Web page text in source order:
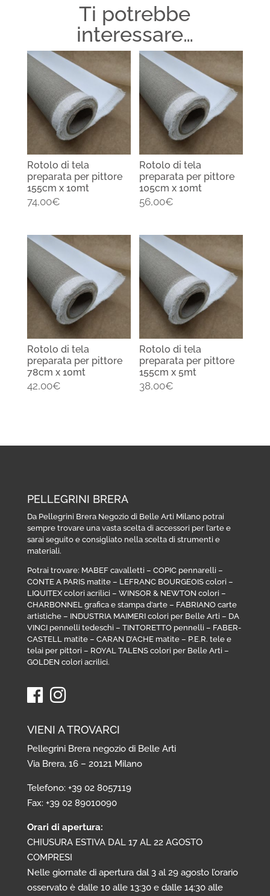
Ti potrebbe
interessare…
Rotolo di tela
preparata per pittore
155cm x 10mt
74,00€
Rotolo di tela
preparata per pittore
105cm x 10mt
56,00€
Rotolo di tela
preparata per pittore
78cm x 10mt
42,00€
Rotolo di tela
preparata per pittore
155cm x 5mt
38,00€
PELLEGRINI BRERA
Da Pellegrini Brera Negozio di Belle Arti Milano potrai
sempre trovare una vasta scelta di accessori per l’arte e
sarai seguito e consigliato nella scelta di strumenti e
materiali.
Potrai trovare: MABEF cavalletti – COPIC pennarelli –
CONTE A PARIS matite– LEFRANC BOURGEOIS colori –
LIQUITEX colori acrilici – WINSOR & NEWTON colori –
CHARBONNEL grafica e stampa d’arte– FABRIANO carte
artistiche– INDUSTRIA MAIMERI colori per Belle Arti – DA
VINCI pennelli tedeschi – TINTORETTO pennelli – FABER-
CASTELL matite– CARAN D’ACHE matite– P.E.R. tele e
telai per pittori – ROYAL TALENS colori per Belle Arti –
GOLDEN colori acrilici.
VIENI A TROVARCI
Pellegrini Brera negozio di Belle Arti
Via Brera, 16 – 20121 Milano
Telefono: +39 02 8057119
Fax: +39 02 89010090
Orari di apertura:
CHIUSURA ESTIVA DAL 17 AL 22 AGOSTO
COMPRESI
Nelle giornate di apertura dal 3 al 29 agosto l’orario
osservato è dalle 10 alle 13:30 e dalle 14:30 alle